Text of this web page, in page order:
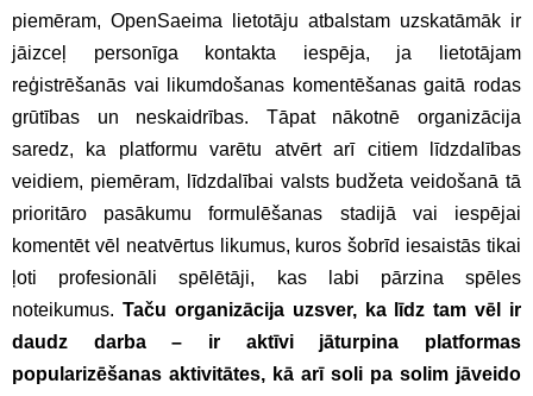
piemēram, OpenSaeima lietotāju atbalstam uzskatāmāk ir
jāizceļ personīga kontakta iespēja, ja lietotājam
reģistrēšanās vai likumdošanas komentēšanas gaitā rodas
grūtības un neskaidrības. Tāpat nākotnē organizācija
saredz, ka platformu varētu atvērt arī citiem līdzdalības
veidiem, piemēram, līdzdalībai valsts budžeta veidošanā tā
prioritāro pasākumu formulēšanas stadijā vai iespējai
komentēt vēl neatvērtus likumus, kuros šobrīd iesaistās tikai
ļoti profesionāli spēlētāji, kas labi pārzina spēles
noteikumus. Taču organizācija uzsver, ka līdz tam vēl ir
daudz darba – ir aktīvi jāturpina platformas
popularizēšanas aktivitātes, kā arī soli pa solim jāveido